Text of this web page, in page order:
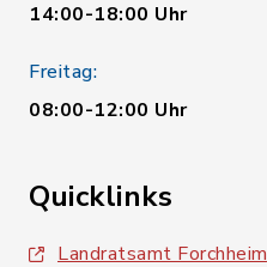
14:00-18:00 Uhr
Freitag:
08:00-12:00 Uhr
Quicklinks
Landratsamt Forchheim